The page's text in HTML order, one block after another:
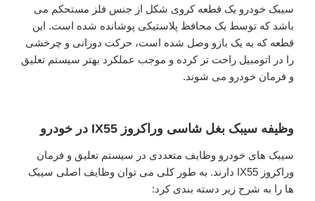
سیبک خودرو یک قطعه کروی شکل از جنس فلز مستحکم می
باشد که توسط یک محافظ پلاستیکی پوشانده شده است. این
قطعه که به یک بازو وصل شده است، حرکت دورانی و چرخشی
را در اتومبیل راحت تر کرده و موجب عملکرد بهتر سیستم تعلیق
و فرمان خودرو می شوند.
وظیفه سیبک بغل شاسی وراکروز IX55 در خودرو
سیبک ‌های خودرو وظایف متعددی در سیستم تعلیق و فرمان
وراکروز IX55 دارند. به طور کلی می ‌توان وظایف اصلی سیبک
‌ها را به شرح زیر دسته بندی کرد: